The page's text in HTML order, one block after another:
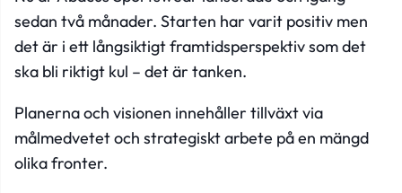
sedan två månader. Starten har varit positiv men
det är i ett långsiktigt framtidsperspektiv som det
ska bli riktigt kul – det är tanken.
Planerna och visionen innehåller tillväxt via
målmedvetet och strategiskt arbete på en mängd
olika fronter.